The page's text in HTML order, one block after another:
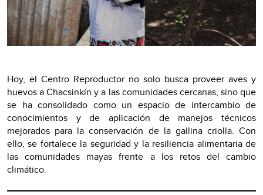
Hoy, el Centro Reproductor no solo busca proveer aves y
huevos a Chacsinkín y a las comunidades cercanas, sino que
se ha consolidado como un espacio de intercambio de
conocimientos y de aplicación de manejos técnicos
mejorados para la conservación de la gallina criolla. Con
ello, se fortalece la seguridad y la resiliencia alimentaria de
las comunidades mayas frente a los retos del cambio
climático.